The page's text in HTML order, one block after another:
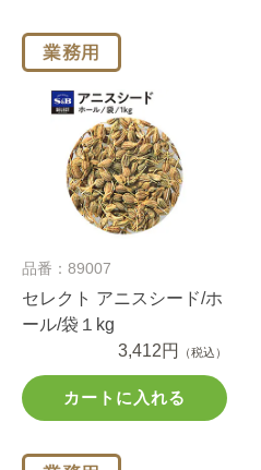
品番：89007
セレクト アニスシード/ホ
ール/袋１kg
3,412円
（税込）
カートに入れる